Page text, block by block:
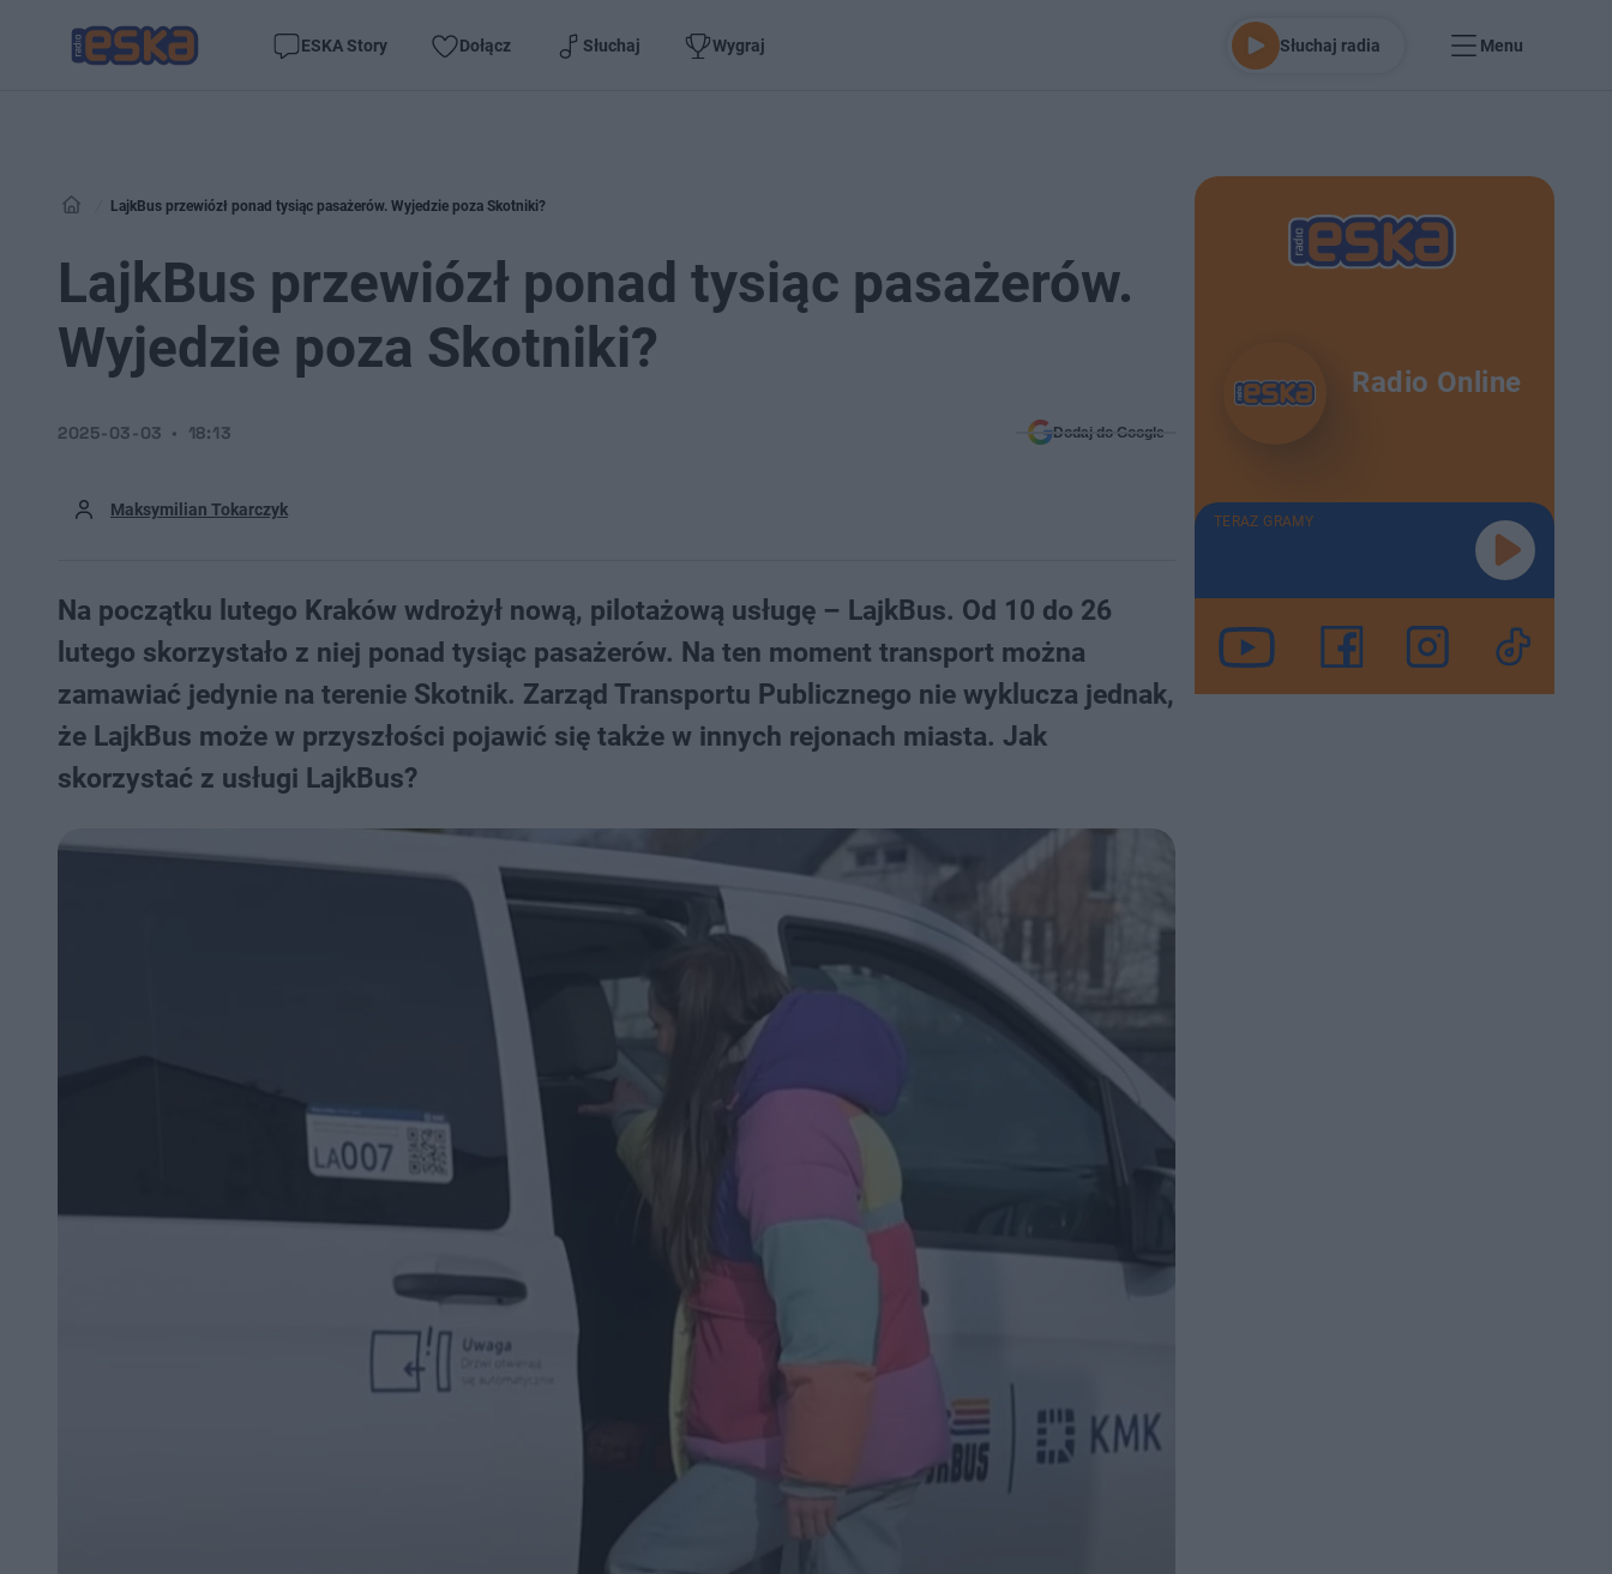
ESKA Story Dołącz Słuchaj Wygraj Słuchaj radia Menu
LajkBus przewiózł ponad tysiąc pasażerów. Wyjedzie poza Skotniki?
LajkBus przewiózł ponad tysiąc pasażerów.
Wyjedzie poza Skotniki?
Maksymilian Tokarczyk
2025-03-03 18:13 Dodaj do Google
Na początku lutego Kraków wdrożył nową, pilotażową usługę – LajkBus. Od 10 do 26
lutego skorzystało z niej ponad tysiąc pasażerów. Na ten moment transport można
zamawiać jedynie na terenie Skotnik. Zarząd Transportu Publicznego nie wyklucza jednak,
że LajkBus może w przyszłości pojawić się także w innych rejonach miasta. Jak
skorzystać z usługi LajkBus?
Radio Online
TERAZ GRAMY